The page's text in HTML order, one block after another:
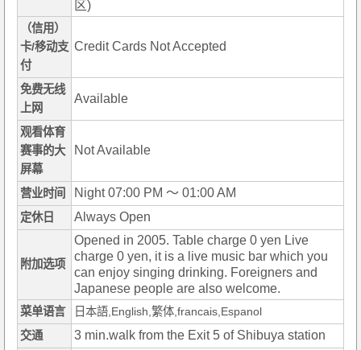
区)
（信用）
卡/移动支
付
Credit Cards Not Accepted
免费无线
上网
Available
观看体育
赛事的大
屏幕
Not Available
营业时间 Night 07:00 PM ～ 01:00 AM
定休日 Always Open
附加选项
Opened in 2005. Table charge 0 yen Live
charge 0 yen, it is a live music bar which you
can enjoy singing drinking. Foreigners and
Japanese people are also welcome.
菜单语言
日本語,English,繁体,francais,Espanol
交通
3 min.walk from the Exit 5 of Shibuya station